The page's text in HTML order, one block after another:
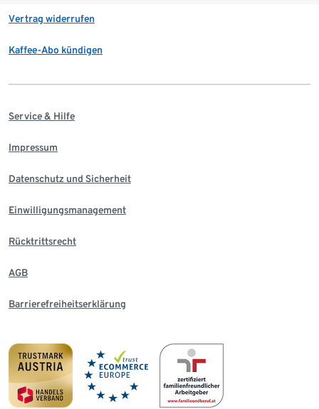
Vertrag widerrufen
Kaffee-Abo kündigen
Service & Hilfe
Impressum
Datenschutz und Sicherheit
Einwilligungsmanagement
Rücktrittsrecht
AGB
Barrierefreiheitserklärung